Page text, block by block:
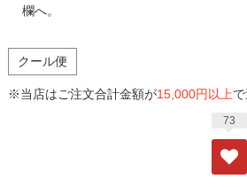
欄へ。
クール便
※当店はご注文合計金額が15,000円以上
73